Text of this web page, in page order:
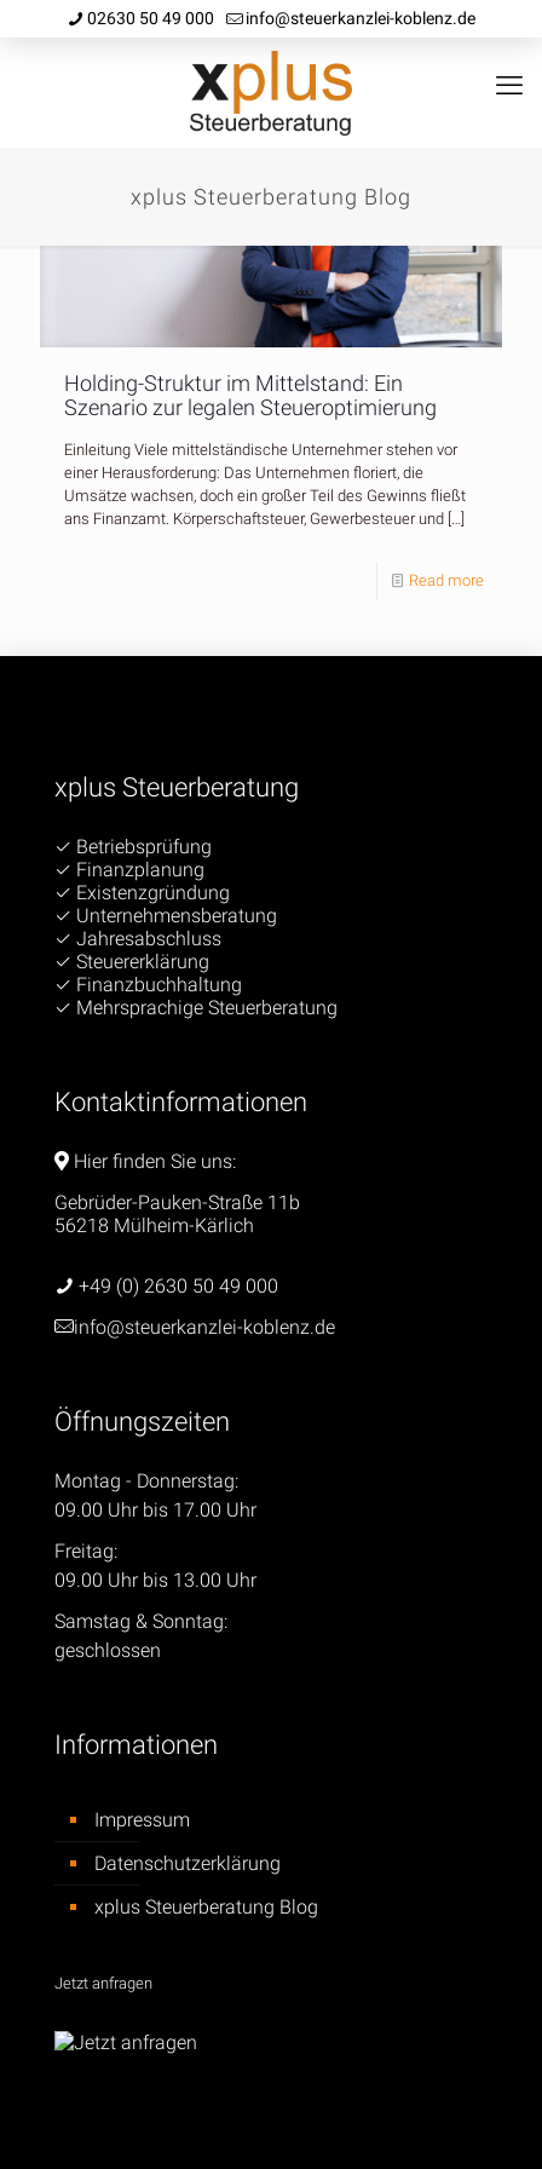
02630 50 49 000 info@steuerkanzlei-koblenz.de
xplus Steuerberatung Blog
Holding-Struktur im Mittelstand: Ein
Szenario zur legalen Steueroptimierung
Einleitung Viele mittelständische Unternehmer stehen vor
einer Herausforderung: Das Unternehmen floriert, die
Umsätze wachsen, doch ein großer Teil des Gewinns fließt
ans Finanzamt. Körperschaftsteuer, Gewerbesteuer und […]
Read more
xplus Steuerberatung
✓ Betriebsprüfung
✓ Finanzplanung
✓ Existenzgründung
✓ Unternehmensberatung
✓ Jahresabschluss
✓ Steuererklärung
✓ Finanzbuchhaltung
✓ Mehrsprachige Steuerberatung
Kontaktinformationen
Hier finden Sie uns:
Gebrüder-Pauken-Straße 11b
56218 Mülheim-Kärlich
+49 (0) 2630 50 49 000
info@steuerkanzlei-koblenz.de
Öffnungszeiten
Montag - Donnerstag:
09.00 Uhr bis 17.00 Uhr
Freitag:
09.00 Uhr bis 13.00 Uhr
Samstag & Sonntag:
geschlossen
Informationen
Impressum
Datenschutzerklärung
xplus Steuerberatung Blog
Jetzt anfragen